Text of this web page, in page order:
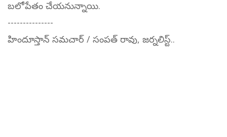
బలోపేతం చేయనున్నాయి.
---------------
హిందూస్తాన్ సమచార్ / సంపత్ రావు, జర్నలిస్ట్..